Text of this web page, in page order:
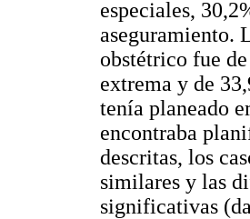
especiales,
aseguramiento.
obstétrico fue
extrema y de
tenía planeado
encontraba
descritas, los
similares y las
significativas